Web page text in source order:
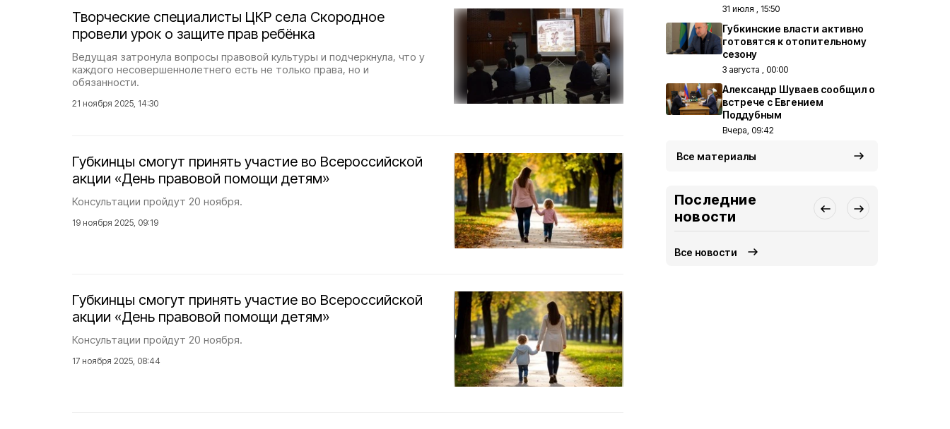
Творческие специалисты ЦКР села Скородное
провели урок о защите прав ребёнка
Ведущая затронула вопросы правовой культуры и подчеркнула, что у
каждого несовершеннолетнего есть не только права, но и
обязанности.
21 ноября 2025, 14:30
Губкинцы смогут принять участие во Всероссийской
акции «День правовой помощи детям»
Консультации пройдут 20 ноября.
19 ноября 2025, 09:19
Губкинцы смогут принять участие во Всероссийской
акции «День правовой помощи детям»
Консультации пройдут 20 ноября.
17 ноября 2025, 08:44
31 июля , 15:50
Губкинские власти активно
готовятся к отопительному
сезону
3 августа , 00:00
Александр Шуваев сообщил о
встрече с Евгением
Поддубным
Вчера, 09:42
Все материалы
Последние
новости
Все новости